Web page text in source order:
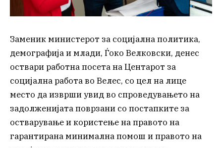
Заменик министерот за социјална политика,
демографија и млади, Ѓоко Велковски, денес
оствари работна посета на Центарот за
социјална работа во Велес, со цел на лице
место да изврши увид во спроведувањето на
задолженијата поврзани со постапките за
остварување и користење на правото на
гарантирана минимална помош и правото на